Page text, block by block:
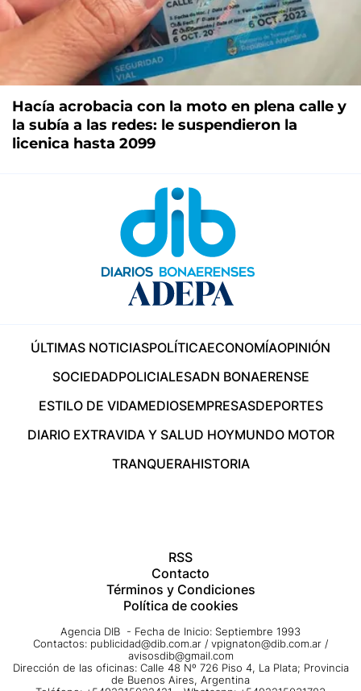
Hacía acrobacia con la moto en plena calle y
la subía a las redes: le suspendieron la
licenica hasta 2099
ÚLTIMAS NOTICIASPOLÍTICAECONOMÍAOPINIÓN
SOCIEDADPOLICIALESADN BONAERENSE
ESTILO DE VIDAMEDIOSEMPRESASDEPORTES
DIARIO EXTRAVIDA Y SALUD HOYMUNDO MOTOR
TRANQUERAHISTORIA
RSS
Contacto
Términos y Condiciones
Política de cookies
Agencia DIB - Fecha de Inicio: Septiembre 1993
Contactos: publicidad@dib.com.ar / vpignaton@dib.com.ar /
avisosdib@gmail.com
Dirección de las oficinas: Calle 48 Nº 726 Piso 4, La Plata; Provincia
de Buenos Aires, Argentina